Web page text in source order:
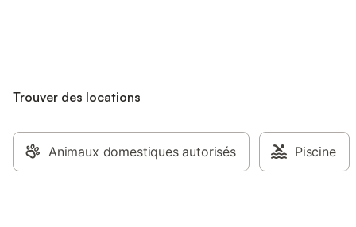
Trouver des locations
Animaux domestiques autorisés Piscine